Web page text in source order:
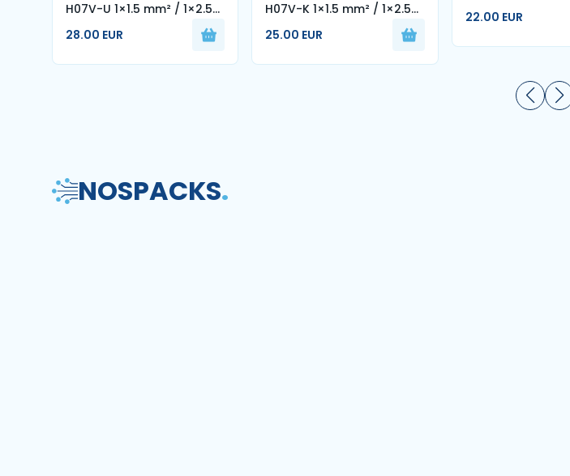
H07V-U 1×1.5 mm² / 1×2.5
mm² – Cable Rigide
28.00 EUR
H07V-K 1×1.5 mm² / 1×2.5
mm² – Cable Électrique
25.00 EUR
jaune 3mm*30m
22.00 EUR
NOSPACKS.